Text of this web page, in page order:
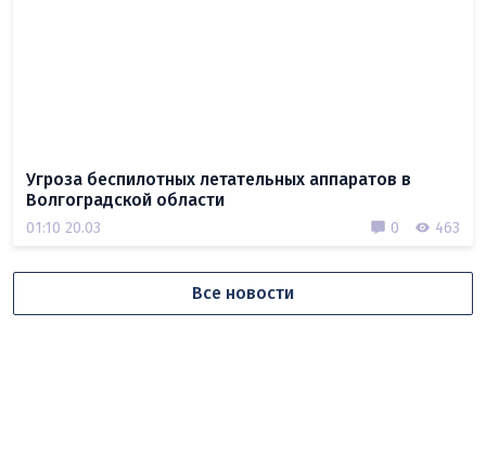
Угроза беспилотных летательных аппаратов в
Волгоградской области
01:10 20.03 0 463
Все новости